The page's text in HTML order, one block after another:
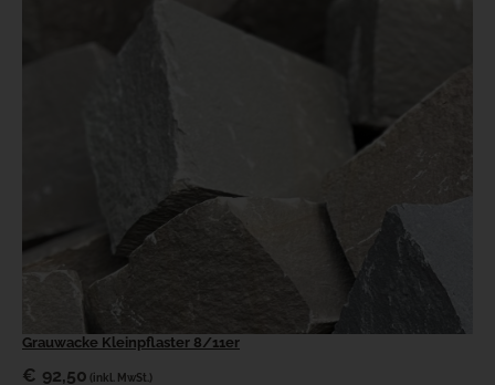
Grauwacke Kleinpflaster 8/11er
€ 92,50 (inkl. MwSt.)